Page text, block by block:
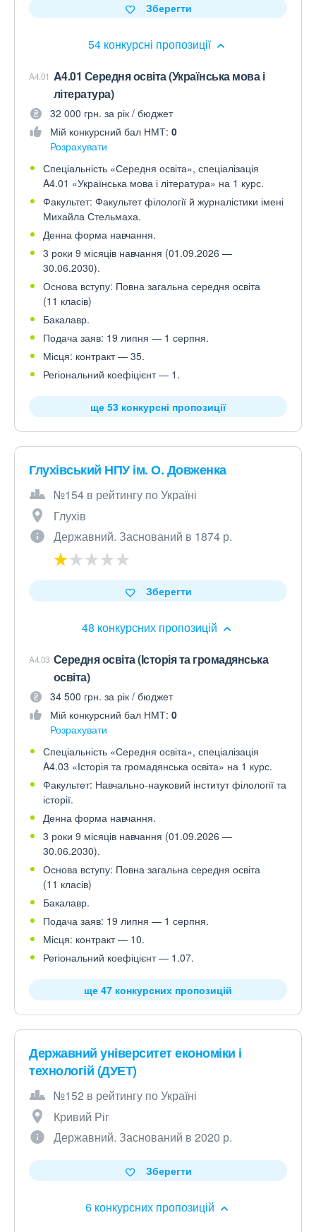
54 конкурсні пропозиції
Зберегти
A4.01 A4.01 Середня освіта (Українська мова і
література)
32 000 грн. за рік / бюджет
Мій конкурсний бал НМТ: 0
Розрахувати
Спеціальність «Середня освіта», спеціалізація
A4.01 «Українська мова і література» на 1 курс.
Факультет: Факультет філології й журналістики імені
Михайла Стельмаха.
Денна форма навчання.
3 роки 9 місяців навчання (01.09.2026 —
30.06.2030).
Основа вступу: Повна загальна середня освіта
(11 класів)
Бакалавр.
Подача заяв: 19 липня — 1 серпня.
Місця: контракт — 35.
Регіональний коефіцієнт — 1.
ще 53 конкурсні пропозиції
Глухівський НПУ ім. О. Довженка
№154 в рейтингу по Україні
Глухів
Державний. Заснований в 1874 р.
48 конкурсних пропозицій
Зберегти
A4.03 Середня освіта (Історія та громадянська
освіта)
34 500 грн. за рік / бюджет
Мій конкурсний бал НМТ: 0
Розрахувати
Спеціальність «Середня освіта», спеціалізація
A4.03 «Історія та громадянська освіта» на 1 курс.
Факультет: Навчально-науковий інститут філології та
історії.
Денна форма навчання.
3 роки 9 місяців навчання (01.09.2026 —
30.06.2030).
Основа вступу: Повна загальна середня освіта
(11 класів)
Бакалавр.
Подача заяв: 19 липня — 1 серпня.
Місця: контракт — 10.
Регіональний коефіцієнт — 1.07.
ще 47 конкурсних пропозицій
Державний університет економіки і
технологій (ДУЕТ)
№152 в рейтингу по Україні
Кривий Ріг
Державний. Заснований в 2020 р.
6 конкурсних пропозицій
Зберегти